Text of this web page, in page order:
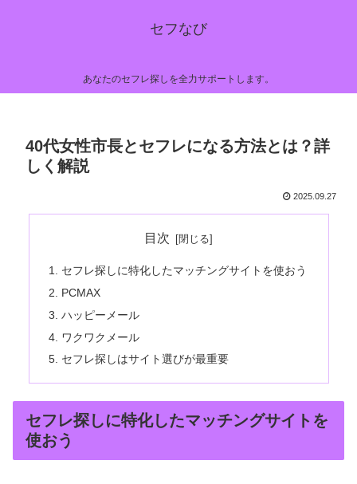
セフなび
あなたのセフレ探しを全力サポートします。
40代女性市長とセフレになる方法とは？詳
しく解説
2025.09.27
目次
セフレ探しに特化したマッチングサイトを使おう
PCMAX
ハッピーメール
ワクワクメール
セフレ探しはサイト選びが最重要
セフレ探しに特化したマッチングサイトを
使おう